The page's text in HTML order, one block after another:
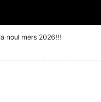
noul mers 2026!!!